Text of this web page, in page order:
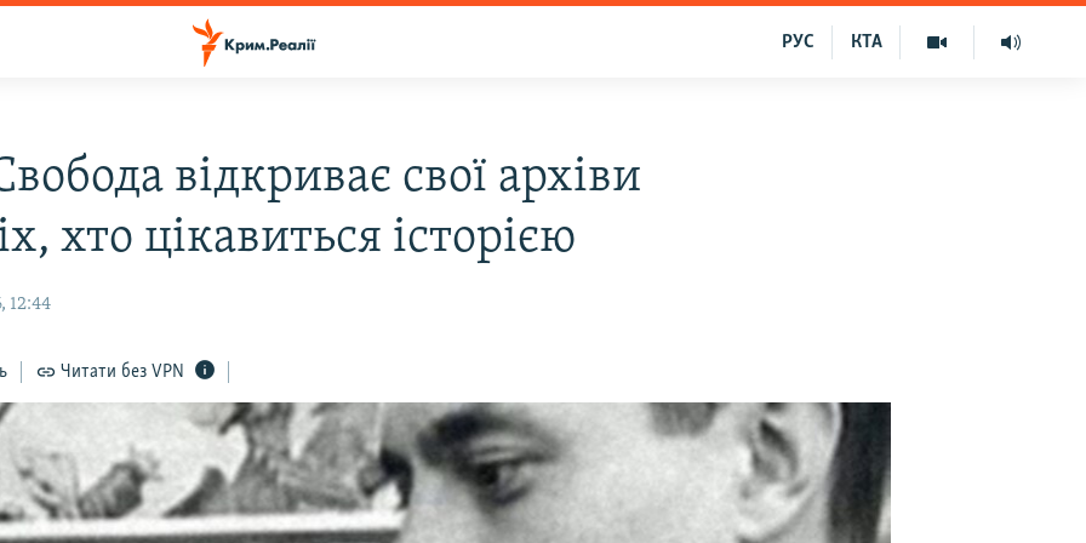
КТА
РУС
відкриває свої архіви
хто цікавиться історією
12:44
Читати без VPN